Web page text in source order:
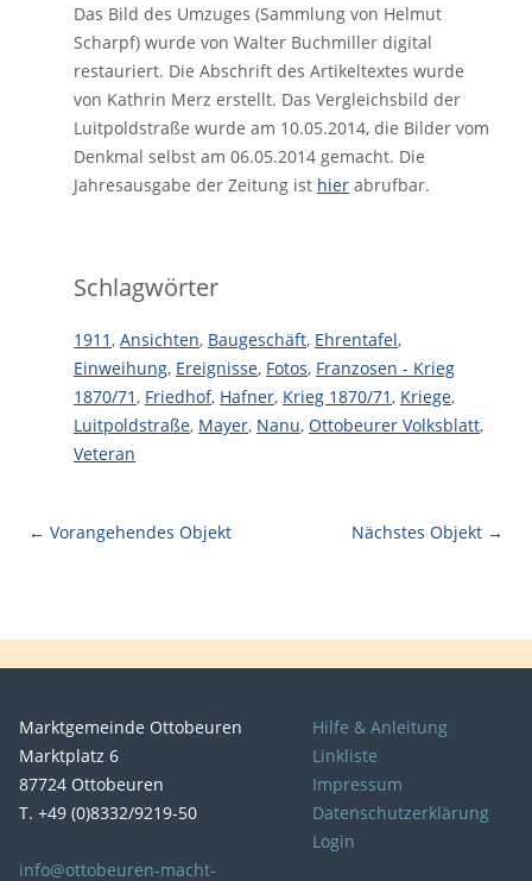
Das Bild des Umzuges (Sammlung von Helmut
Scharpf) wurde von Walter Buchmiller digital
restauriert. Die Abschrift des Artikeltextes wurde
von Kathrin Merz erstellt. Das Vergleichsbild der
Luitpoldstraße wurde am 10.05.2014, die Bilder vom
Denkmal selbst am 06.05.2014 gemacht. Die
Jahresausgabe der Zeitung ist hier abrufbar.
Schlagwörter
1911, Ansichten, Baugeschäft, Ehrentafel,
Einweihung, Ereignisse, Fotos, Franzosen - Krieg
1870/71, Friedhof, Hafner, Krieg 1870/71, Kriege,
Luitpoldstraße, Mayer, Nanu, Ottobeurer Volksblatt,
Veteran
← Vorangehendes Objekt Nächstes Objekt →
Marktgemeinde Ottobeuren
Marktplatz 6
87724 Ottobeuren
T. +49 (0)8332/9219-50
info@ottobeuren-macht-
Hilfe & Anleitung
Linkliste
Impressum
Datenschutzerklärung
Login